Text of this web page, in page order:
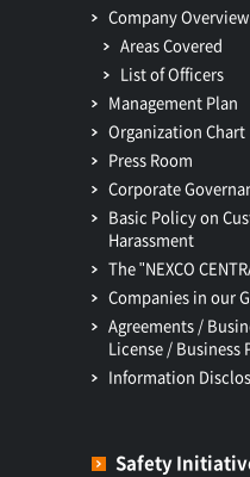
Company Overview
Areas Covered
List of Officers
Management Plan
Organization Chart
Press Room
Corporate
Basic Policy on
Harassment
The "NEXCO
Companies in our
Agreements /
License / Business
Information
Safety